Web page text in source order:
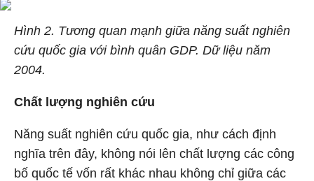
Hình 2. Tương quan mạnh giữa năng suất nghiên
cứu quốc gia với bình quân GDP. Dữ liệu năm
2004.
Chất lượng nghiên cứu
Năng suất nghiên cứu quốc gia, như cách định
nghĩa trên đây, không nói lên chất lượng các công
bố quốc tế vốn rất khác nhau không chỉ giữa các